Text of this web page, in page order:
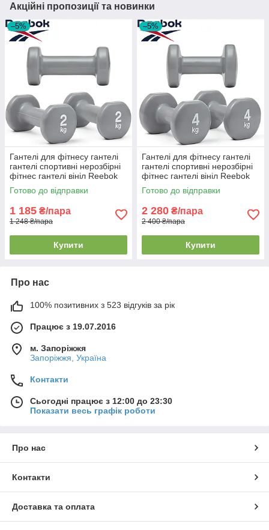
Акційні пропозиції та новинки
–5%
Гантелі для фітнесу гантелі
гантелі спортивні нерозбірні
фітнес гантелі вініл Reebok
Dumbbells 2 шт по 2 кг сірі
Готово до відправки
1 185 ₴/пара
1 248 ₴/пара
Купити
–5%
Гантелі для фітнесу гантелі
гантелі спортивні нерозбірні
фітнес гантелі вініл Reebok
Dumbbells 2 шт по 4 кг сірі
Готово до відправки
2 280 ₴/пара
2 400 ₴/пара
Купити
Про нас
100% позитивних з 523 відгуків за рік
Працює з 19.07.2016
м. Запоріжжя
Запоріжжя, Україна
Контакти
Сьогодні працює з 12:00 до 23:30
Показати весь графік роботи
Про нас
Контакти
Доставка та оплата